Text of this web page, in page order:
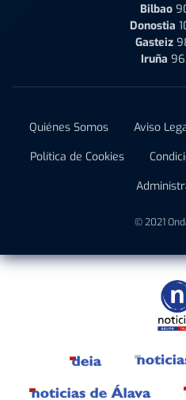
Bilbao
Donostia
Gasteiz
Iruña
Quiénes Somos Aviso
Política de Cookies
© 2021